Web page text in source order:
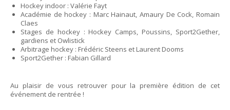
Hockey indoor : Valérie Fayt
Académie de hockey : Marc Hainaut, Amaury De Cock, Romain
Claes
Stages de hockey : Hockey Camps, Poussins, Sport2Gether,
gardiens et Owlistick
Arbitrage hockey : Frédéric Steens et Laurent Dooms
Sport2Gether : Fabian Gillard
Au plaisir de vous retrouver pour la première édition de cet
événement de rentrée !